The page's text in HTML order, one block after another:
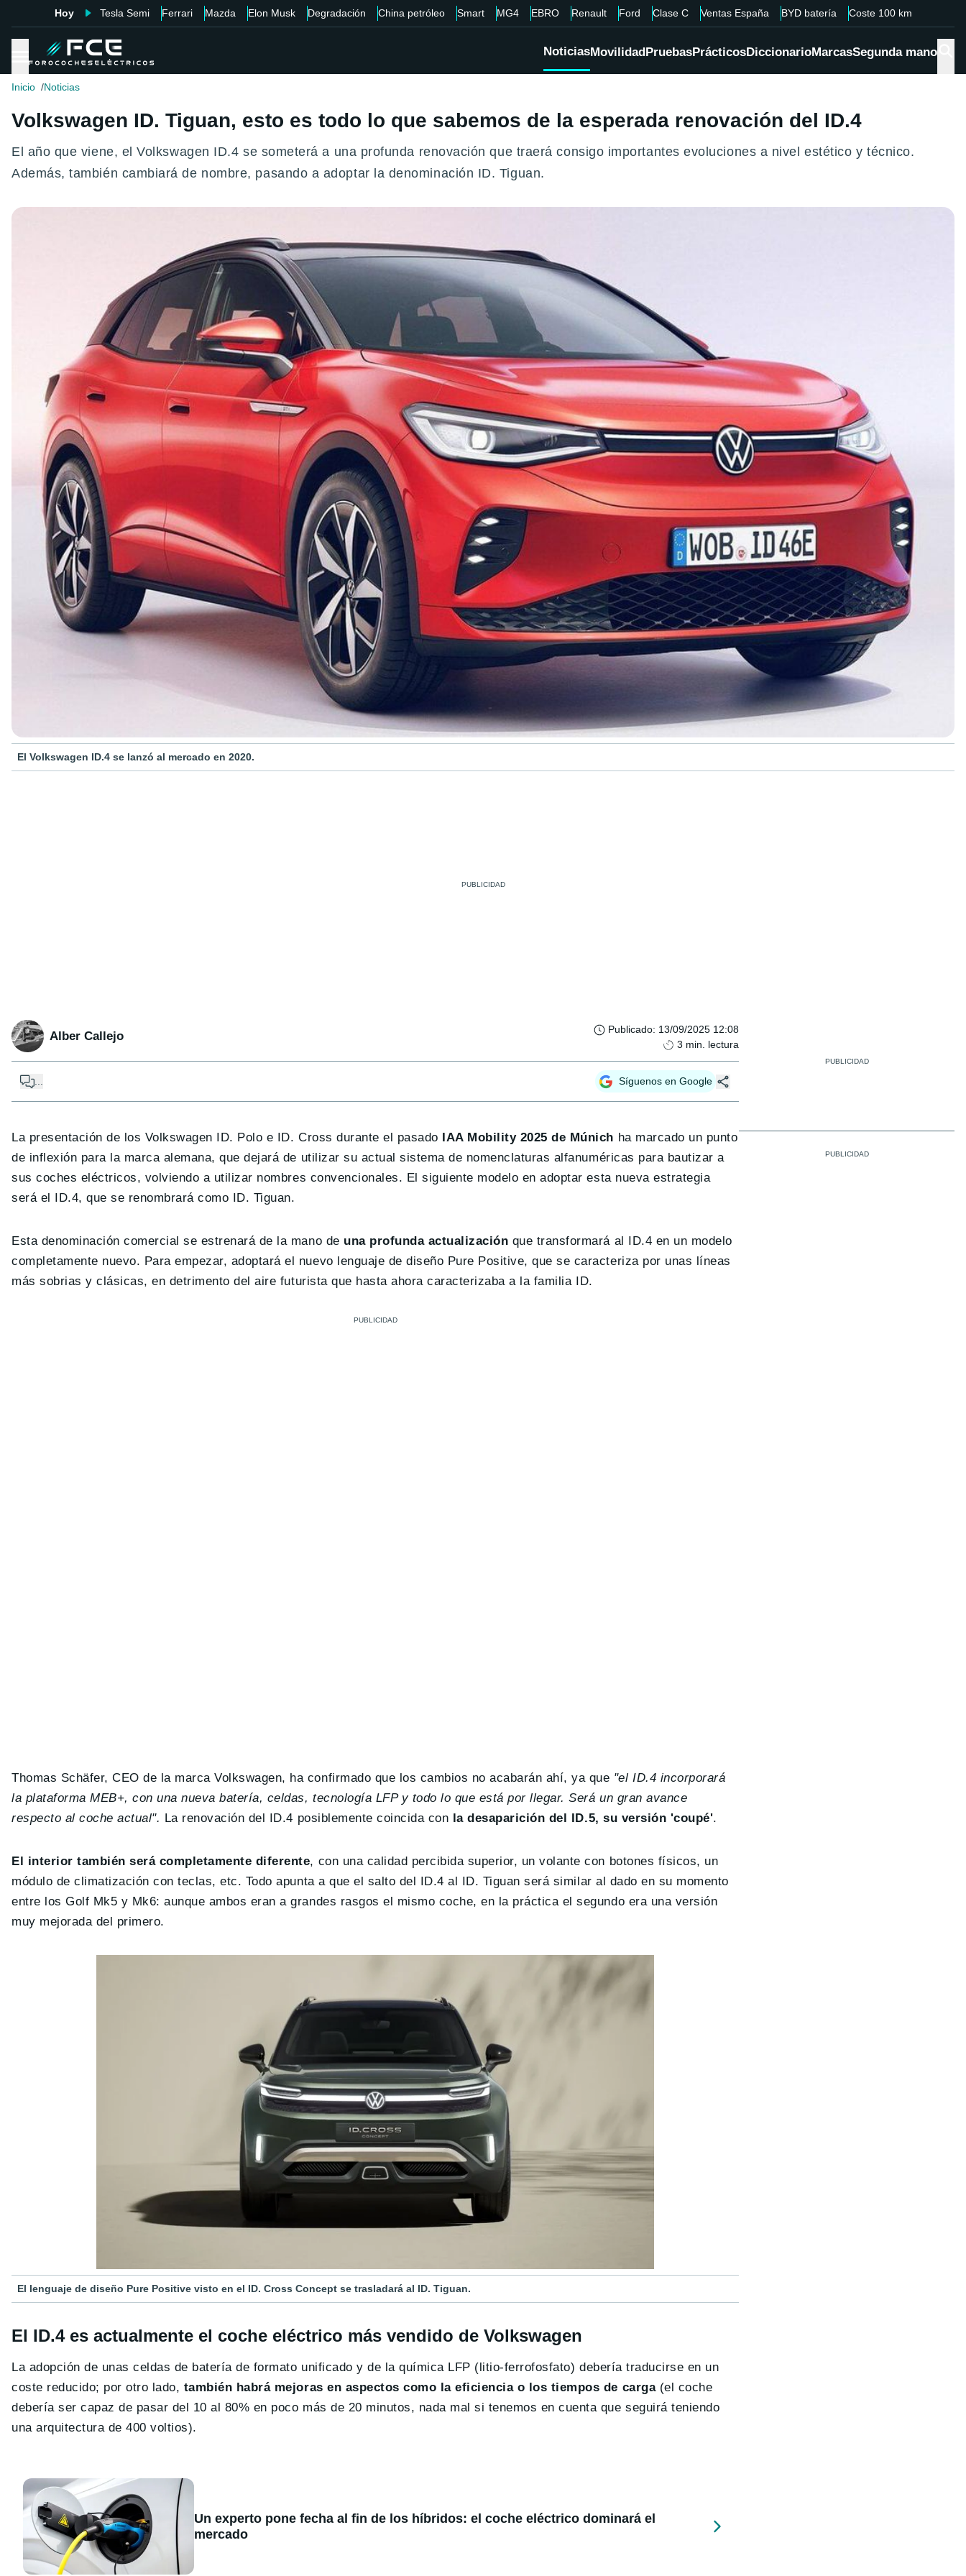
Hoy Tesla Semi Ferrari Mazda Elon Musk Degradación China petróleo Smart MG4 EBRO Renault Ford Clase C Ventas España BYD batería Coste 100 km
NoticiasMovilidadPruebasPrácticosDiccionarioMarcasSegunda mano
Inicio Noticias
Volkswagen ID. Tiguan, esto es todo lo que sabemos de la esperada renovación del ID.4
El año que viene, el Volkswagen ID.4 se someterá a una profunda renovación que traerá consigo importantes evoluciones a nivel estético y técnico.
Además, también cambiará de nombre, pasando a adoptar la denominación ID. Tiguan.
El Volkswagen ID.4 se lanzó al mercado en 2020.
Alber Callejo Publicado: 13/09/2025 12:08
3 min. lectura
... Síguenos en Google
La presentación de los Volkswagen ID. Polo e ID. Cross durante el pasado IAA Mobility 2025 de Múnich ha marcado un punto
de inflexión para la marca alemana, que dejará de utilizar su actual sistema de nomenclaturas alfanuméricas para bautizar a
sus coches eléctricos, volviendo a utilizar nombres convencionales. El siguiente modelo en adoptar esta nueva estrategia
será el ID.4, que se renombrará como ID. Tiguan.
Esta denominación comercial se estrenará de la mano de una profunda actualización que transformará al ID.4 en un modelo
completamente nuevo. Para empezar, adoptará el nuevo lenguaje de diseño Pure Positive, que se caracteriza por unas líneas
más sobrias y clásicas, en detrimento del aire futurista que hasta ahora caracterizaba a la familia ID.
Thomas Schäfer, CEO de la marca Volkswagen, ha confirmado que los cambios no acabarán ahí, ya que "el ID.4 incorporará
la plataforma MEB+, con una nueva batería, celdas, tecnología LFP y todo lo que está por llegar. Será un gran avance
respecto al coche actual". La renovación del ID.4 posiblemente coincida con la desaparición del ID.5, su versión 'coupé'.
El interior también será completamente diferente, con una calidad percibida superior, un volante con botones físicos, un
módulo de climatización con teclas, etc. Todo apunta a que el salto del ID.4 al ID. Tiguan será similar al dado en su momento
entre los Golf Mk5 y Mk6: aunque ambos eran a grandes rasgos el mismo coche, en la práctica el segundo era una versión
muy mejorada del primero.
El lenguaje de diseño Pure Positive visto en el ID. Cross Concept se trasladará al ID. Tiguan.
El ID.4 es actualmente el coche eléctrico más vendido de Volkswagen
La adopción de unas celdas de batería de formato unificado y de la química LFP (litio-ferrofosfato) debería traducirse en un
coste reducido; por otro lado, también habrá mejoras en aspectos como la eficiencia o los tiempos de carga(el coche
debería ser capaz de pasar del 10 al 80% en poco más de 20 minutos, nada mal si tenemos en cuenta que seguirá teniendo
una arquitectura de 400 voltios).
Un experto pone fecha al fin de los híbridos: el coche eléctrico dominará el
mercado